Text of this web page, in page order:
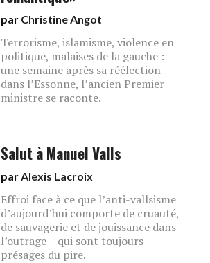
par Christine Angot
Terrorisme, islamisme, violence en
politique, malaises de la gauche :
une semaine après sa réélection
dans l’Essonne, l’ancien Premier
ministre se raconte.
Salut à Manuel Valls
parAlexis Lacroix
Effroi face à ce que l’anti-vallsisme
d’aujourd’hui comporte de cruauté,
de sauvagerie et de jouissance dans
l’outrage – qui sont toujours
présages du pire.